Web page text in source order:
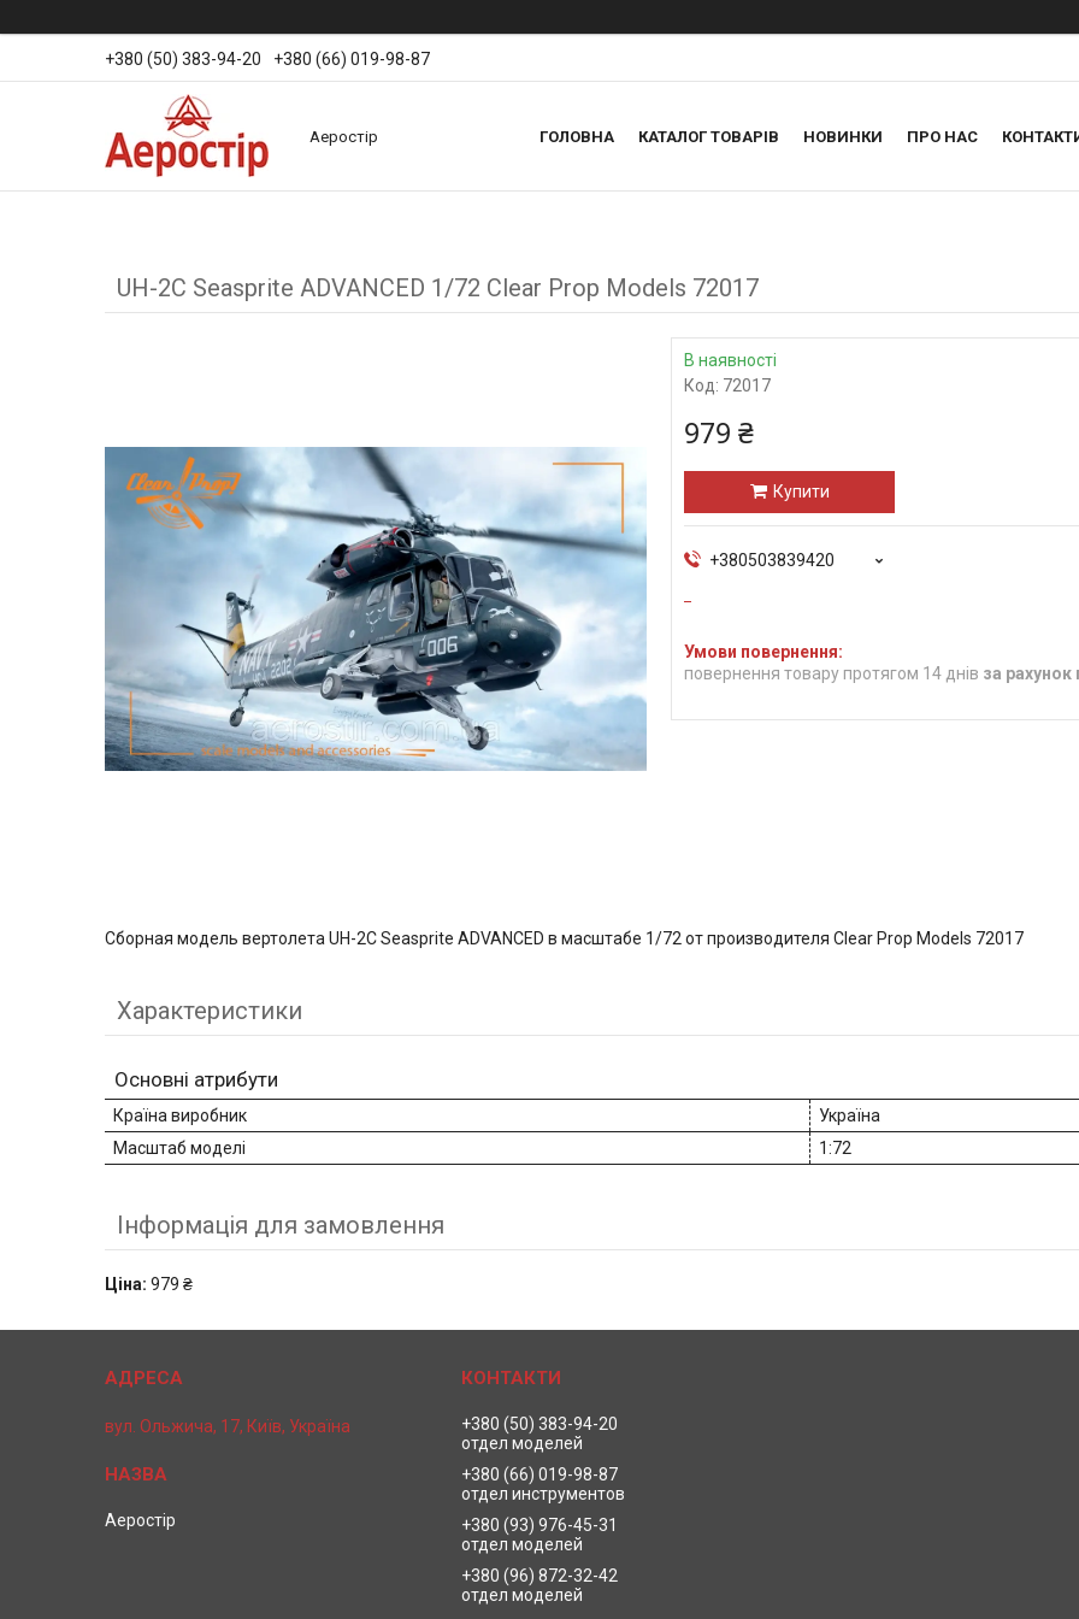
+380 (50) 383-94-20 +380 (66) 019-98-87
Аеростір ГОЛОВНА КАТАЛОГ ТОВАРІВ НОВИНКИ ПРО НАС
UH-2C Seasprite ADVANCED 1/72 Clear Prop Models 72017
В наявності
Код: 72017
979 ₴
Купити
+380503839420
повернення товару протягом 14 днів за рахунок
Сборная модель вертолета UH-2C Seasprite ADVANCED в масштабе 1/72 от производителя Clear Prop Models 72017
Характеристики
Основні атрибути
Країна виробник
Україна
Масштаб моделі
1:72
Інформація для замовлення
Ціна: 979 ₴
вул. Ольжича, 17, Київ, Україна
Аеростір
+380 (50) 383-94-20
отдел моделей
+380 (66) 019-98-87
отдел инструментов
+380 (93) 976-45-31
отдел моделей
+380 (96) 872-32-42
отдел моделей